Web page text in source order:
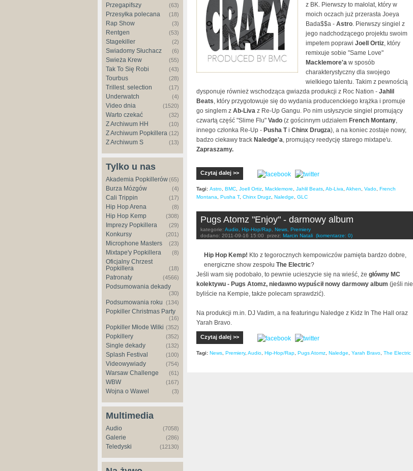
Przegapifszy (63)
Przesyłka polecana (18)
Rap Show (3)
Rentgen (53)
Stagekiller (2)
Świadomy Słuchacz (6)
Świeża Krew (55)
Tak To Się Robi (43)
Tourbus (28)
Trillest. selection (17)
Underwatch (4)
Video dnia (1520)
Warto czekać (32)
Z Archiwum HH (10)
Z Archiwum Popkillera (12)
Z Archiwum S (13)
Tylko u nas
Akademia Popkillerów(65)
Burza Mózgów (4)
Cali Trippin (17)
Hip Hop Arena (8)
Hip Hop Kemp (308)
Imprezy Popkillera (29)
Konkursy (201)
Microphone Masters (23)
Mixtape'y Popkillera (8)
Oficjalny Chrzest
Popkillera
(18)
Patronaty (4566)
Podsumowania dekady
(30)
Podsumowania roku (134)
Popkiller Christmas Party
(16)
Popkiller Młode Wilki (352)
Popkillery (352)
Single dekady (132)
Splash Festival (100)
Videowywiady (754)
Warsaw Challenge (61)
WBW (167)
Wojna o Wawel (3)
Multimedia
Audio (7058)
Galerie (286)
Teledyski (12130)
z BK. Pierwszy to małolat, który w
moich oczach już przerasta Joeya
Bada$$a - Astro. Pierwszy singiel z
jego nadchodzącego projektu swoim
impetem poprawi Joell Ortiz, który
remixuje sobie "Same Love"
Macklemore'a w sposób
charakterystyczny dla swojego
wielkiego talentu. Takim z pewnością
dysponuje również wschodząca gwiazda produkcji z Roc Nation - Jahlil
Beats, który przygotowuje się do wydania producenckiego krążka i promuje
go singlem z Ab-Liva z Re-Up Gangu. Po nim usłyszycie singiel promujący
czwartą część "Slime Flu" Vado (z gościnnym udziałem French Montany,
innego członka Re-Up - Pusha Ti Chinx Drugza), a na koniec zostaje nowy,
badzo ciekawy track Naledge'a, promujący reedycję starego mixtape'u.
Zapraszamy.
Czytaj dalej >>
Tagi: Astro BMC Joell Ortiz Macklemore Jahlil Beats Ab-Liva Akhen Vado French
Montana
Pusha T, Chinx Drugz Naledge GLC
Pugs Atomz "Enjoy" - darmowy album
kategorie: Audio Hip-Hop/Rap News Premiery
dodano: 2011-09-16 15:00 przez: Marcin Natali (komentarze: 0)
Hip Hop Kemp! Kto z tegorocznych kempowiczów pamięta bardzo dobre,
energiczne show zespołu The Electric?
Jeśli wam się podobało, to pewnie ucieszycie się na wieść, że główny MC
kolektywu - Pugs Atomz, niedawno wypuścił nowy darmowy album (jeśli nie
byliście na Kempie, także polecam sprawdzić).
Na produkcji m.in. DJ Vadim, a na featuringu Naledge z Kidz In The Hall oraz
Yarah Bravo.
Czytaj dalej >>
Tagi: News Premiery, Audio Hip-Hop/Rap Pugs Atomz Naledge Yarah Bravo The Electric